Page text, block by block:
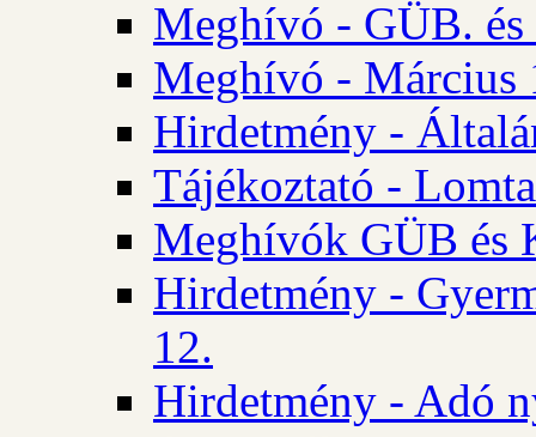
Meghívó - GÜB.
Meghívó - Március
Hirdetmény -
Tájékoztató -
Meghívók GÜB és
Hirdetmény -
12.
Hirdetmény - Adó